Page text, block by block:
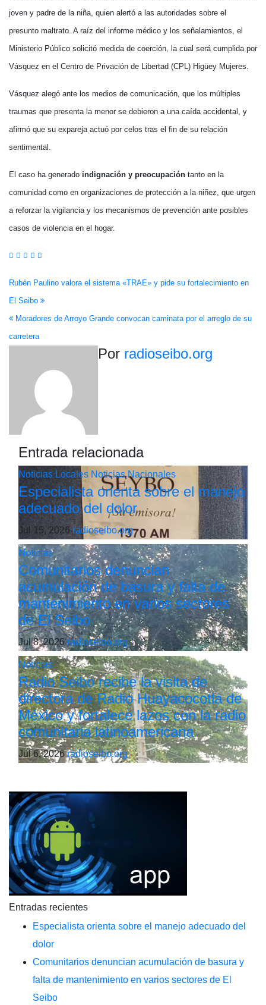
joven y padre de la niña, quien alertó a las autoridades sobre el
presunto maltrato. A raíz del informe médico y los señalamientos, el
Ministerio Público solicitó medida de coerción, la cual será cumplida por
Vásquez en el Centro de Privación de Libertad (CPL) Higüey Mujeres.
Vásquez alegó ante los medios de comunicación, que los múltiples
traumas que presenta la menor se debieron a una caída accidental, y
afirmó que su expareja actuó por celos tras el fin de su relación
sentimental.
El caso ha generado indignación y preocupación tanto en la
comunidad como en organizaciones de protección a la niñez, que urgen
a reforzar la vigilancia y los mecanismos de prevención ante posibles
casos de violencia en el hogar.
Navegación
de
entradas
Rubén Paulino valora el sistema «TRAE» y pide su fortalecimiento en
El Seibo
Moradores de Arroyo Grande convocan caminata por el arreglo de su
carretera
Por radioseibo.org
Entrada relacionada
Noticias Locales Noticias Nacionales
Especialista orienta sobre el manejo
adecuado del dolor
Jul 15, 2026radioseibo.org
Noticias
Comunitarios denuncian
acumulación de basura y falta de
mantenimiento en varios sectores
de El Seibo
Jul 8, 2026radioseibo.org
Noticias
Radio Seibo recibe la visita de
directora de Radio Huayacocotla de
México y fortalece lazos con la radio
comunitaria latinoamericana
Jul 6, 2026radioseibo.org
Entradas recientes
Especialista orienta sobre el manejo adecuado del
dolor
Comunitarios denuncian acumulación de basura y
falta de mantenimiento en varios sectores de El
Seibo